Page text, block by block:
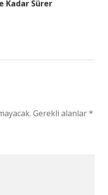
Kadar Sürer
Gerekli alanlar*